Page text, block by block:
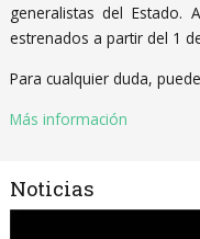
generalistas del Estado.
estrenados a partir del 1
Para cualquier duda,
Más información
Noticias